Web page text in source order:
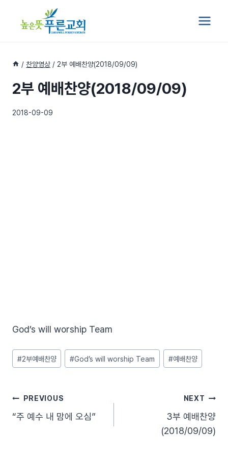
/ 찬양영상 / 2부 예배찬양(2018/09/09)
2부 예배찬양(2018/09/09)
2018-09-09
God’s will worship Team
Post
Tags:
#2부예배찬양 #God’s will worship Team #예배찬양
글PREVIOUS
“주 예수 내 맘에 오심”
NEXT
3부 예배찬양
(2018/09/09)